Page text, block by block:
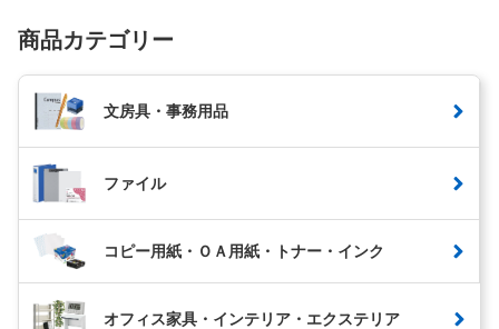
商品カテゴリー
文房具・事務用品
ファイル
コピー用紙・ＯＡ用紙・トナー・インク
オフィス家具・インテリア・エクステリア